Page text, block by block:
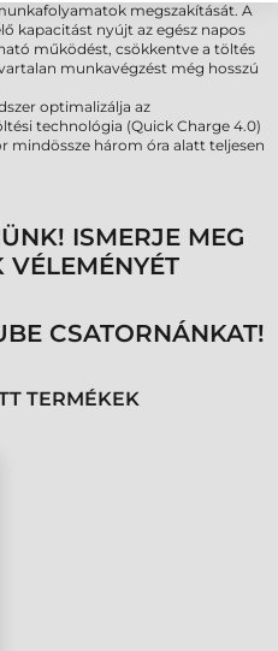
megszakítását. A
kapacitást nyújt az egész napos
működést, csökkentve a töltés
munkavégzést még hosszú
optimalizálja az
technológia (Quick Charge 4.0)
mindössze három óra alatt teljesen
ISMERJE MEG
CSATORNÁNKAT!
TERMÉKEK